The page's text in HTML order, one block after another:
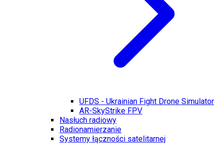
UFDS - Ukrainian Fight Drone Simulator
AR-SkyStrike FPV
Nasłuch radiowy
Radionamierzanie
Systemy łączności satelitarnej